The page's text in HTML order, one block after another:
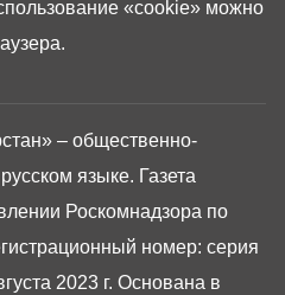
– общественно-
языке. Газета
Роскомнадзора по
номер: серия
2023 г. Основана в
«cookie» можно